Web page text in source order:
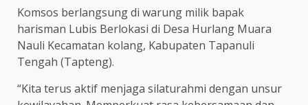
Komsos berlangsung di warung milik bapak
harisman Lubis Berlokasi di Desa Hurlang Muara
Nauli Kecamatan kolang, Kabupaten Tapanuli
Tengah (Tapteng).
“Kita terus aktif menjaga silaturahmi dengan unsur